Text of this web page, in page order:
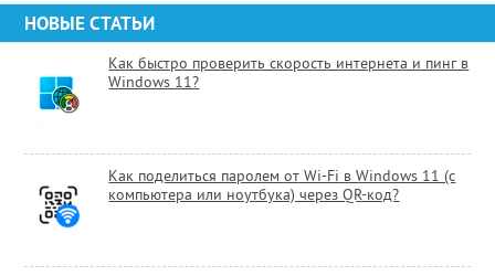
НОВЫЕ СТАТЬИ
Как быстро проверить скорость интернета и пинг в
Windows 11?
Как поделиться паролем от Wi-Fi в Windows 11 (с
компьютера или ноутбука) через QR-код?